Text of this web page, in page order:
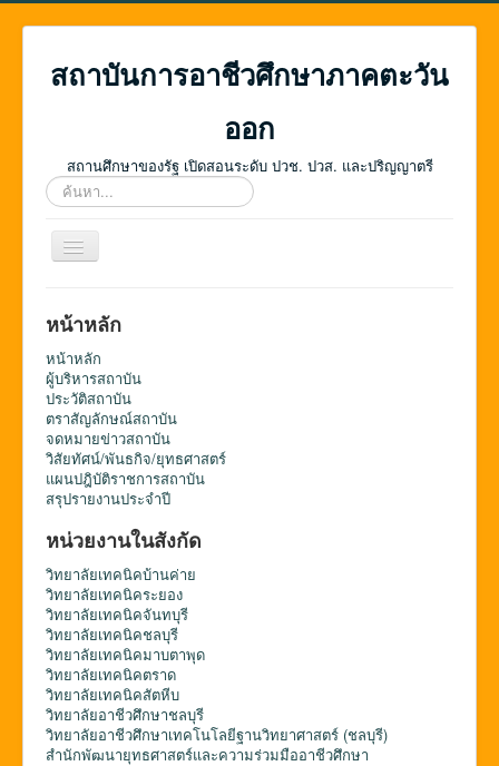
สถาบันการอาชีวศึกษาภาคตะวัน
ออก
สถานศึกษาของรัฐ เปิดสอนระดับ ปวช. ปวส. และปริญญาตรี
ค้นหา...
สลับ
เน
ชั่น
หน้าหลัก
หน้าหลัก
ผู้บริหารสถาบัน
ประวัติสถาบัน
ตราสัญลักษณ์สถาบัน
จดหมายข่าวสถาบัน
วิสัยทัศน์/พันธกิจ/ยุทธศาสตร์
แผนปฎิบัติราชการสถาบัน
สรุปรายงานประจำปี
หน่วยงานในสังกัด
วิทยาลัยเทคนิคบ้านค่าย
วิทยาลัยเทคนิคระยอง
วิทยาลัยเทคนิคจันทบุรี
วิทยาลัยเทคนิคชลบุรี
วิทยาลัยเทคนิคมาบตาพุด
วิทยาลัยเทคนิคตราด
วิทยาลัยเทคนิคสัตหีบ
วิทยาลัยอาชีวศึกษาชลบุรี
วิทยาลัยอาชีวศึกษาเทคโนโลยีฐานวิทยาศาสตร์ (ชลบุรี)
สำนักพัฒนายุทธศาสตร์และความร่วมมืออาชีวศึกษา